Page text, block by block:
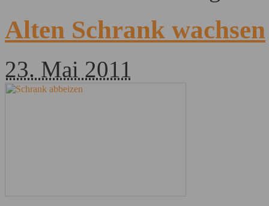
Alten Schrank wachsen
23. Mai 2011